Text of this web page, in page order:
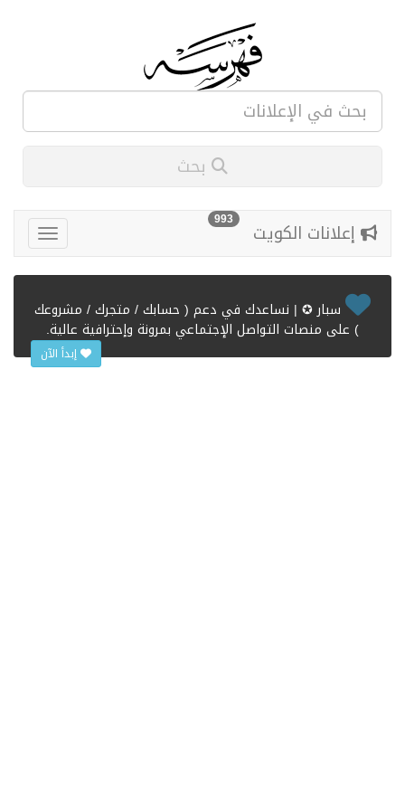
إعلانات الكويت 993
سبار ✪ | نساعدك في دعم ( حسابك / متجرك / مشروعك
) على منصات التواصل الإجتماعي بمرونة وإحترافية عالية.
إبدأ الآن